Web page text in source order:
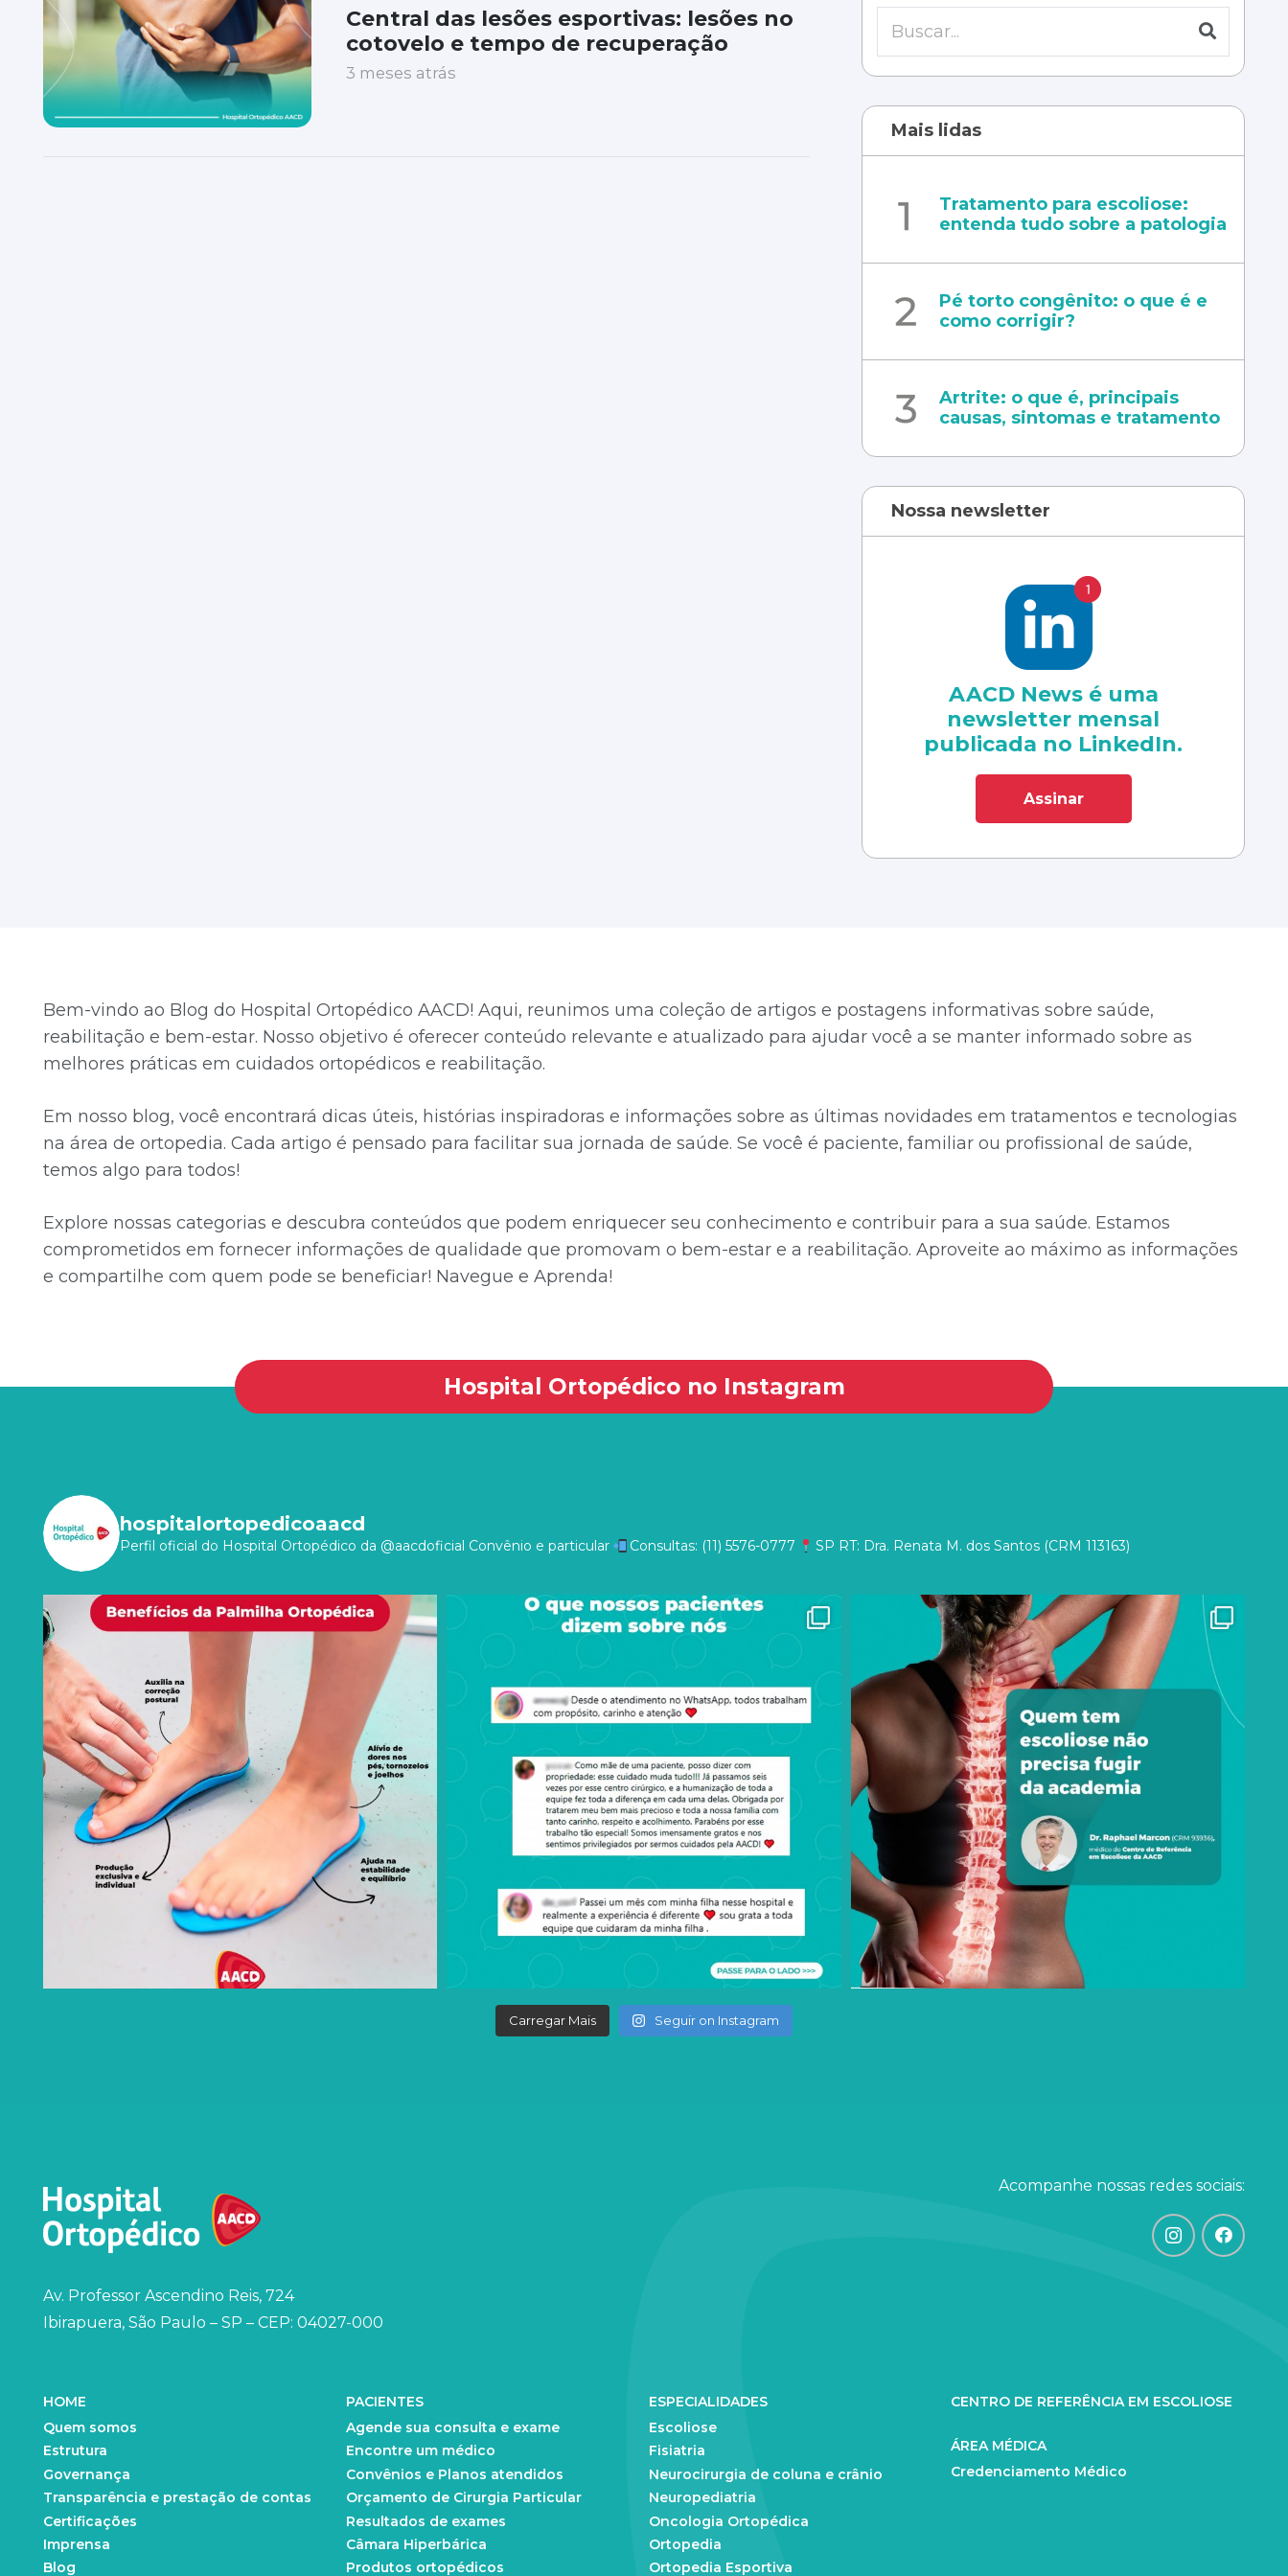
Central das lesões esportivas: lesões no
cotovelo e tempo de recuperação
3 meses atrás
Mais lidas
Tratamento para escoliose:
entenda tudo sobre a patologia
Pé torto congênito: o que é e
como corrigir?
Artrite: o que é, principais
causas, sintomas e tratamento
Nossa newsletter
AACD News é uma
newsletter mensal
publicada no LinkedIn.
Assinar
Bem-vindo ao Blog do Hospital Ortopédico AACD! Aqui, reunimos uma coleção de artigos e postagens informativas sobre saúde,
reabilitação e bem-estar. Nosso objetivo é oferecer conteúdo relevante e atualizado para ajudar você a se manter informado sobre as
melhores práticas em cuidados ortopédicos e reabilitação.
Em nosso blog, você encontrará dicas úteis, histórias inspiradoras e informações sobre as últimas novidades em tratamentos e tecnologias
na área de ortopedia. Cada artigo é pensado para facilitar sua jornada de saúde. Se você é paciente, familiar ou profissional de saúde,
temos algo para todos!
Explore nossas categorias e descubra conteúdos que podem enriquecer seu conhecimento e contribuir para a sua saúde. Estamos
comprometidos em fornecer informações de qualidade que promovam o bem-estar e a reabilitação. Aproveite ao máximo as informações
e compartilhe com quem pode se beneficiar! Navegue e Aprenda!
Hospital Ortopédico no Instagram
hospitalortopedicoaacd
Perfil oficial do Hospital Ortopédico da @aacdoficial Convênio e particular Consultas: (11) 5576-0777 SP RT: Dra. Renata M. dos Santos (CRM 113163)
Carregar Mais Seguir on Instagram
Av. Professor Ascendino Reis, 724
Ibirapuera, São Paulo – SP – CEP: 04027-000
Acompanhe nossas redes sociais:
HOME
Quem somos
Estrutura
Governança
Transparência e prestação de contas
Certificações
Imprensa
Blog
PACIENTES
Agende sua consulta e exame
Encontre um médico
Convênios e Planos atendidos
Orçamento de Cirurgia Particular
Resultados de exames
Câmara Hiperbárica
Produtos ortopédicos
ESPECIALIDADES
Escoliose
Fisiatria
Neurocirurgia de coluna e crânio
Neuropediatria
Oncologia Ortopédica
Ortopedia
Ortopedia Esportiva
CENTRO DE REFERÊNCIA EM ESCOLIOSE
ÁREA MÉDICA
Credenciamento Médico